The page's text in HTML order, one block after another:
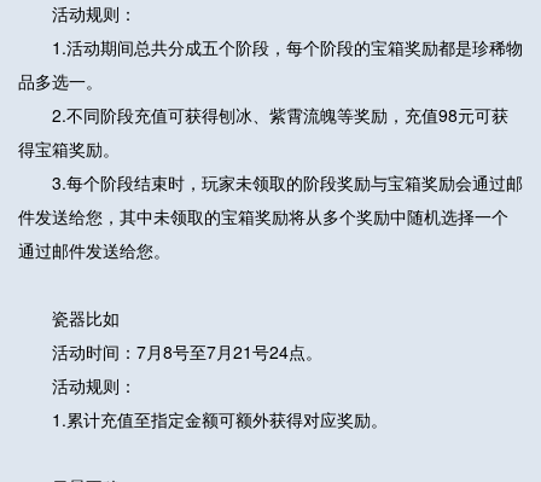
活动规则：
1.活动期间总共分成五个阶段，每个阶段的宝箱奖励都是珍稀物
品多选一。
2.不同阶段充值可获得刨冰、紫霄流魄等奖励，充值98元可获
得宝箱奖励。
3.每个阶段结束时，玩家未领取的阶段奖励与宝箱奖励会通过邮
件发送给您，其中未领取的宝箱奖励将从多个奖励中随机选择一个
通过邮件发送给您。
瓷器比如
活动时间：7月8号至7月21号24点。
活动规则：
1.累计充值至指定金额可额外获得对应奖励。